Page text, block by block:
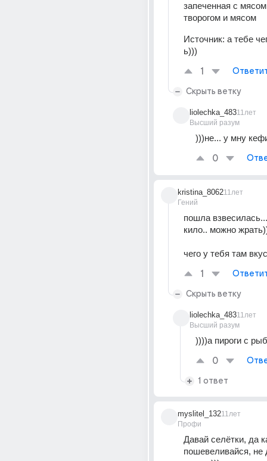
запеченная с
творогом и мясом
Источник: а тебе
ь)))
1
Скрыть ветку
liolechka_483
Высший разум
11лет
)))не... у мну
0
kristina_8062
Гений
11лет
пошла
кило.. можно
чего у тебя там
1
Скрыть ветку
liolechka_483
Высший разум
11лет
))))а пироги с
0
1 ответ
myslitel_132
Профи
11лет
Давай селётки, да
пошевеливайся, не